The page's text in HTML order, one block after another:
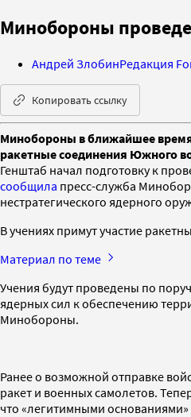
Минобороны
Андрей ЗлобинРедакция
Копировать ссылку
Минобороны в ближайшее время
ракетные соединения Южного
Генштаб начал подготовку к
сообщила пресс-служба
нестратегического ядерного
В учениях примут участие
Материал по теме
Учения будут проведены по
ядерных сил к обеспечению
Минобороны.
Ранее о возможной отправке
ракет и военных самолетов.
что «легитимными